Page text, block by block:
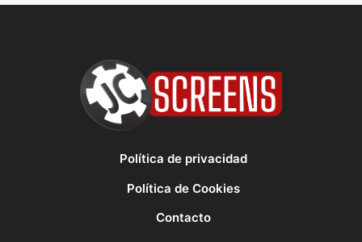
Política de privacidad
Política de Cookies
Contacto